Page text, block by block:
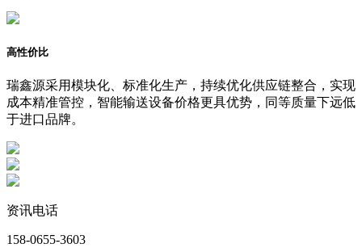
高性价比
瑞鑫源采用模块化、标准化生产，持续优化供应链整合，实现
成本精准管控，智能输送设备价格更具优势，同等质量下远低
于进口品牌。
资讯电话
158-0655-3603